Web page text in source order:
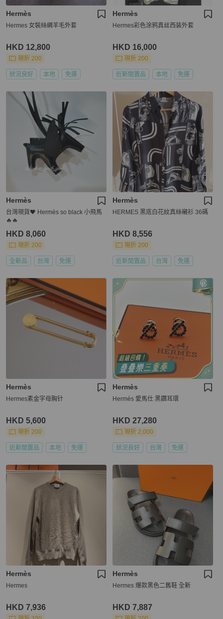
Hermès
Hermes 女裝絲綢羊毛外套
HKD 12,800
現折 200
狀況良好 本地 免運
Hermès
Hermes彩色涂鸦真丝西装外套
HKD 16,000
現折 200
近新閒置品 本地 免運
Hermès
台灣現貨🖤 Hermès so black 小飛馬
🔥🔥
HKD 8,060
現折 200
全新品 台灣 免運
Hermès
HERMES 黑底白花紋真絲襯衫 36碼
HKD 8,556
現折 200
近新閒置品 台灣 免運
Hermès
Hermes素金字母胸针
HKD 5,600
現折 200
近新閒置品 本地 免運
Hermès
Hermès 愛馬仕 黑鑽耳環
HKD 27,280
現折 2,000
狀況良好 台灣 免運
Hermès
Hermes
HKD 7,936
Hermès
Hermes 爆款黑色二舊鞋 全新
HKD 7,887